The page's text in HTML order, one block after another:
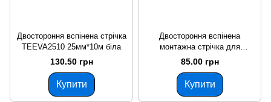
Двостороння вспінена стрічка
TEEVA2510 25мм*10м біла
130.50 грн
Купити
Двостороння вспінена
монтажна стрічка для
внутрішніх робіт ELCOR
TRIXPE95 9мм*5м біла
85.00 грн
Купити